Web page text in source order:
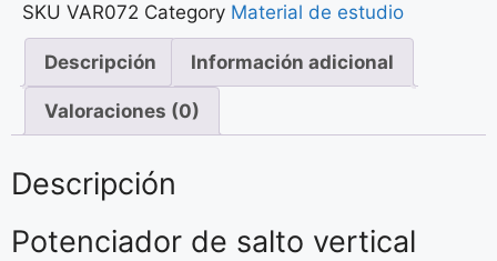
SKU VAR072 Category Material de estudio
Descripción Información adicional
Valoraciones (0)
Descripción
Potenciador de salto vertical